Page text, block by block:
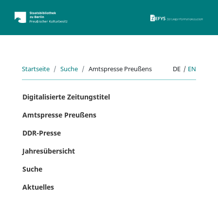
Startseite Suche Amtspresse Preußens DE | EN
Digitalisierte Zeitungstitel
Amtspresse Preußens
DDR-Presse
Jahresübersicht
Suche
Aktuelles